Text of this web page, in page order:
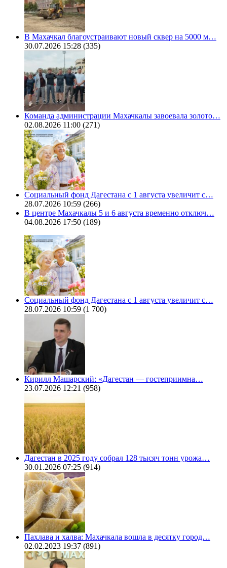
В Махачкал благоустраивают новый сквер на 5000 м…
30.07.2026 15:28 (335)
Команда администрации Махачкалы завоевала золото…
02.08.2026 11:00 (271)
Социальный фонд Дагестана с 1 августа увеличит с…
28.07.2026 10:59 (266)
В центре Махачкалы 5 и 6 августа временно отключ…
04.08.2026 17:50 (189)
Социальный фонд Дагестана с 1 августа увеличит с…
28.07.2026 10:59 (1 700)
Кирилл Машарский: «Дагестан — гостеприимна…
23.07.2026 12:21 (958)
Дагестан в 2025 году собрал 128 тысяч тонн урожа…
30.01.2026 07:25 (914)
Пахлава и халва: Махачкала вошла в десятку город…
02.02.2023 19:37 (891)